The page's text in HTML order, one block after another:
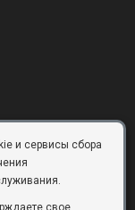
и сервисы сбора
свое